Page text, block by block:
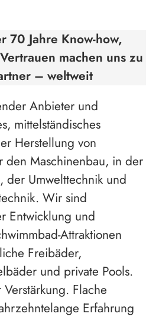
70 Jahre Know-how,
machen uns zu
– weltweit
Anbieter und
mittelständisches
Herstellung von
den Maschinenbau, in der
der Umwelttechnik und
Wir sind
Entwicklung und
Attraktionen
Freibäder,
und private Pools.
Flache
Erfahrung